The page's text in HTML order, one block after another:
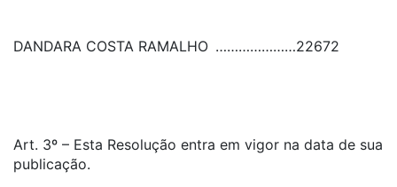
DANDARA COSTA RAMALHO …………………22672
Art. 3º – Esta Resolução entra em vigor na data de sua
publicação.